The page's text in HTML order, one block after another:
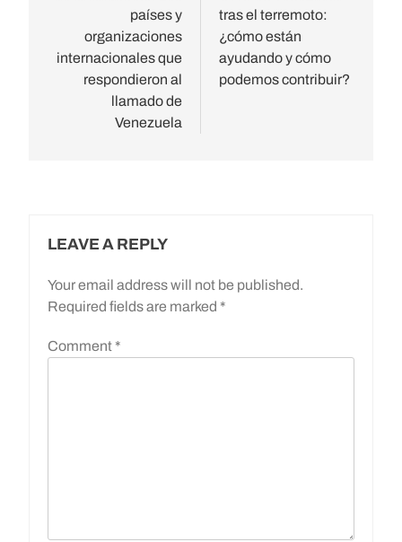
países y
organizaciones
internacionales que
respondieron al
llamado de
Venezuela
tras el terremoto:
¿cómo están
ayudando y cómo
podemos contribuir?
LEAVE A REPLY
Your email address will not be published.
Required fields are marked *
Comment *